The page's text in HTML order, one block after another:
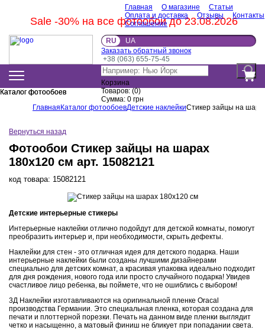
Sale -30% на все фотообои до 23.08.2026
Главная О магазине
Статьи
Оплата и доставка
Отзывы
Контакты
Соглашение
RU
UA
Заказать обратный звонок
+38 (063) 655-75-45
Корзина
Товаров: (0)
Сумма: 0 грн
Каталог фотообоев
Каталог фотообоев
Главная Каталог фотообоевДетские наклейкиСтикер зайцы на
Вернуться назад
Фотообои Стикер зайцы на шарах
180х120 см арт. 15082121
код товара: 15082121
Детские интерьерные стикеры
Интерьерные наклейки отлично подойдут для детской комнаты, помогут
преобразить интерьер и, при необходимости, скрыть дефекты.
Наклейки для стен - это отличная идея для детского подарка. Наши
интерьерные наклейки были созданы лучшими дизайнерами
специально для детских комнат, а красивая упаковка идеально подходит
для дня рождения, нового года или просто случайного подарка! Увидев
счастливое лицо ребенка, вы поймете, что не ошиблись с выбором!
3Д Наклейки изготавливаются на оригинальной пленке Oracal
производства Германии. Это специальная пленка, которая создана для
печати и плоттерной порезки. Печать на данном виде пленки выглядит
четко и насыщенно, а матовый финиш не бликует при попадании света.